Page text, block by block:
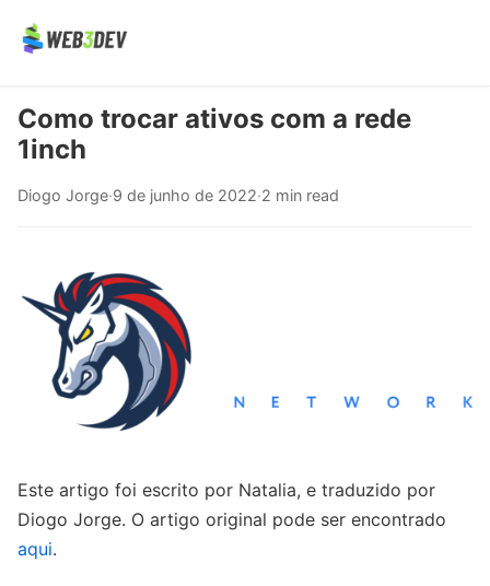
Como trocar ativos com a rede
1inch
Diogo Jorge·9 de junho de 2022·2 min read
Este artigo foi escrito por Natalia, e traduzido por
Diogo Jorge. O artigo original pode ser encontrado
aqui.